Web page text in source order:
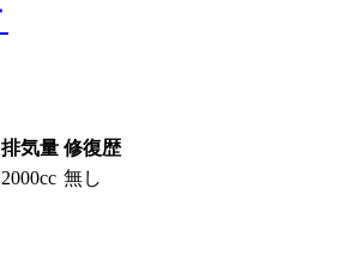
排気量 修復歴
2000cc 無し